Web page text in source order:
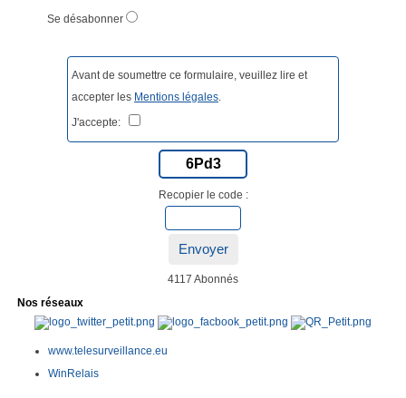
Se désabonner
Avant de soumettre ce formulaire, veuillez lire et
accepter les Mentions légales.
J'accepte:
6Pd3
Recopier le code :
Envoyer
4117 Abonnés
Nos réseaux
www.telesurveillance.eu
WinRelais